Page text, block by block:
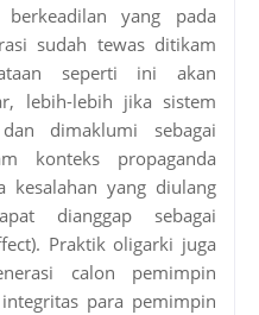
yang pada
sudah tewas ditikam
seperti ini akan
lebih-lebih jika sistem
dimaklumi sebagai
konteks propaganda
yang diulang
dianggap sebagai
Praktik oligarki juga
calon pemimpin
para pemimpin